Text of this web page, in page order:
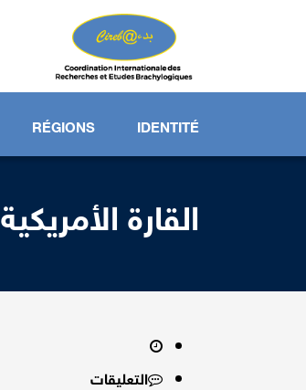
IDENTITÉ
RÉGIONS
القارة الأمريكية
التعليقات